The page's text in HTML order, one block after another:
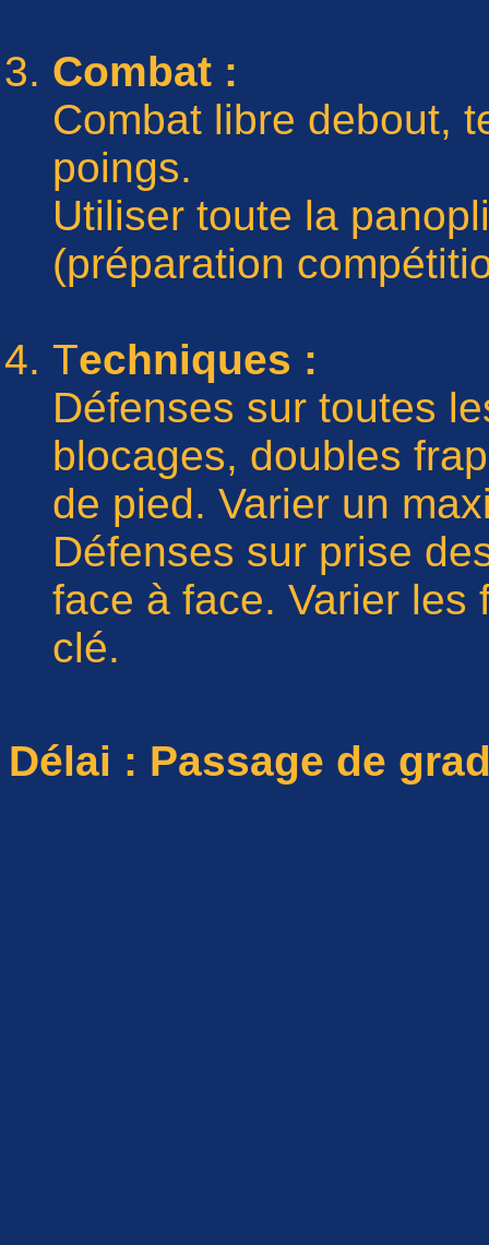
Combat :
Combat libre debout,
poings.
Utiliser toute la
(préparation
Techniques :
Défenses sur toutes
blocages, doubles
de pied. Varier un
Défenses sur prise
face à face. Varier les
clé.
Délai : Passage de